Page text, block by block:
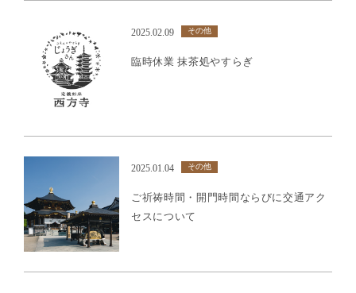
2025.02.09 その他
臨時休業 抹茶処やすらぎ
2025.01.04 その他
ご祈祷時間・開門時間ならびに交通アク
セスについて